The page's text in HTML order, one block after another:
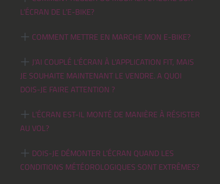
L’ÉCRAN DE L’E-BIKE?
COMMENT METTRE EN MARCHE MON E-BIKE?
J'AI COUPLÉ L'ÉCRAN À L'APPLICATION FIT, MAIS
JE SOUHAITE MAINTENANT LE VENDRE. A QUOI
DOIS-JE FAIRE ATTENTION ?
L’ÉCRAN EST-IL MONTÉ DE MANIÈRE À RÉSISTER
AU VOL?
DOIS-JE DÉMONTER L’ÉCRAN QUAND LES
CONDITIONS MÉTÉOROLOGIQUES SONT EXTRÊMES?